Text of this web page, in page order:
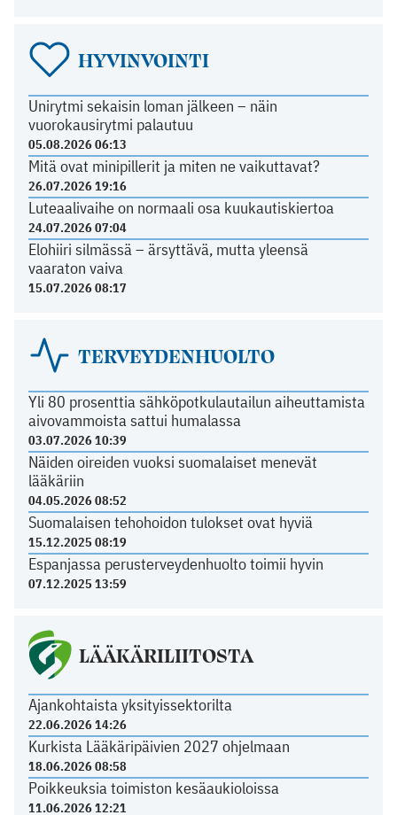
HYVINVOINTI
Unirytmi sekaisin loman jälkeen – näin
vuorokausirytmi palautuu
05.08.2026 06:13
Mitä ovat minipillerit ja miten ne vaikuttavat?
26.07.2026 19:16
Luteaalivaihe on normaali osa kuukautiskiertoa
24.07.2026 07:04
Elohiiri silmässä – ärsyttävä, mutta yleensä
vaaraton vaiva
15.07.2026 08:17
TERVEYDENHUOLTO
Yli 80 prosenttia sähköpotkulautailun aiheuttamista
aivovammoista sattui humalassa
03.07.2026 10:39
Näiden oireiden vuoksi suomalaiset menevät
lääkäriin
04.05.2026 08:52
Suomalaisen tehohoidon tulokset ovat hyviä
15.12.2025 08:19
Espanjassa perusterveydenhuolto toimii hyvin
07.12.2025 13:59
LÄÄKÄRILIITOSTA
Ajankohtaista yksityissektorilta
22.06.2026 14:26
Kurkista Lääkäripäivien 2027 ohjelmaan
18.06.2026 08:58
Poikkeuksia toimiston kesäaukioloissa
11.06.2026 12:21